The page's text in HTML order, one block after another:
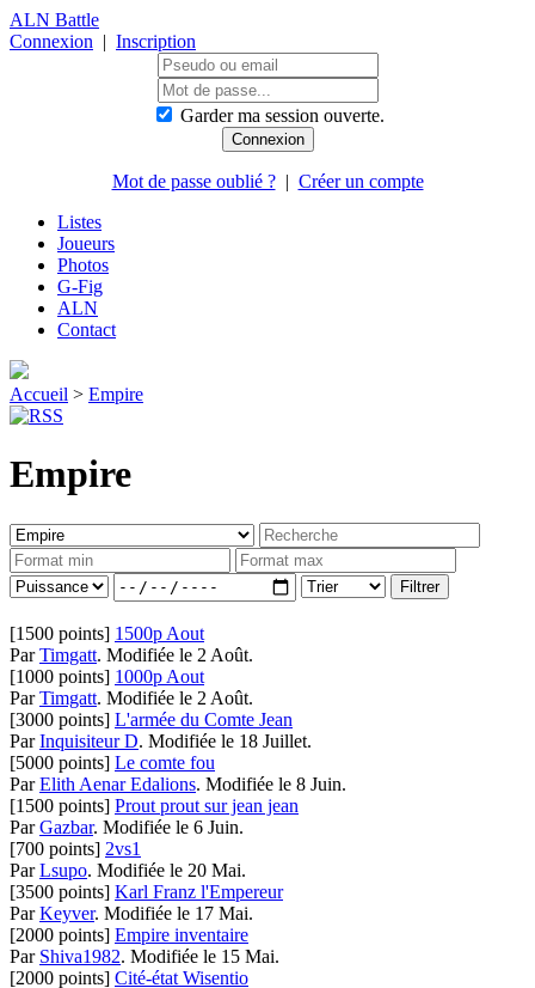
ALN Battle
Connexion | Inscription
Garder ma session ouverte.
Mot de passe oublié ?| Créer un compte
Listes
Joueurs
Photos
G-Fig
ALN
Contact
Accueil > Empire
Empire
[1500 points] 1500p Aout
ParTimgatt. Modifiée le 2 Août.
[1000 points] 1000p Aout
ParTimgatt. Modifiée le 2 Août.
[3000 points] L'armée du Comte Jean
ParInquisiteur D. Modifiée le 18 Juillet.
[5000 points] Le comte fou
ParElith Aenar Edalions. Modifiée le 8 Juin.
[1500 points] Prout prout sur jean jean
ParGazbar. Modifiée le 6 Juin.
[700 points] 2vs1
ParLsupo. Modifiée le 20 Mai.
[3500 points] Karl Franz l'Empereur
ParKeyver. Modifiée le 17 Mai.
[2000 points] Empire inventaire
Par Shiva1982. Modifiée le 15 Mai.
[2000 points] Cité-état Wisentio